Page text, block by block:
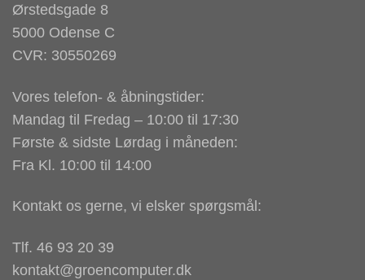
Ørstedsgade 8
5000 Odense C
CVR: 30550269
Vores telefon- & åbningstider:
Mandag til Fredag – 10:00 til 17:30
Første & sidste Lørdag i måneden:
Fra Kl. 10:00 til 14:00
Kontakt os gerne, vi elsker spørgsmål:
Tlf. 46 93 20 39
kontakt@groencomputer.dk